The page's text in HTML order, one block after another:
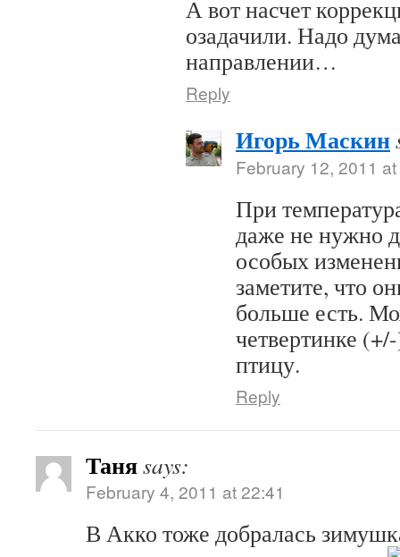
А вот насчет
озадачили. Надо
направлении…
Reply
Игорь Маскин
February 12, 2011
При
даже не нужно
особых
заметите, что
больше есть.
четвертинке
птицу.
Reply
Таняsays:
February 4, 2011 at 22:41
В Акко тоже добралась